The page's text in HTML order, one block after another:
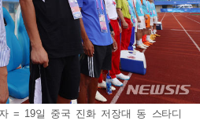
= 19일 중국 진화 저장대 동 스타디